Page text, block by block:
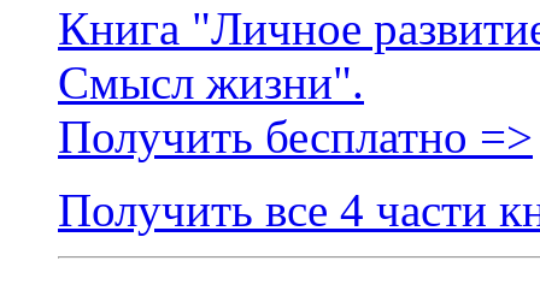
Книга "Личное
Смысл жизни".
Получить бесплатно =>
Получить все 4 части